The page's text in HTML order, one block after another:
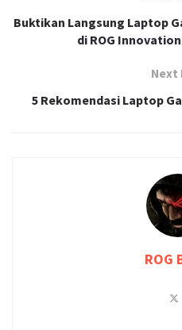
Buktikan Langsung Laptop
di ROG
Next
5 Rekomendasi Laptop
ROG